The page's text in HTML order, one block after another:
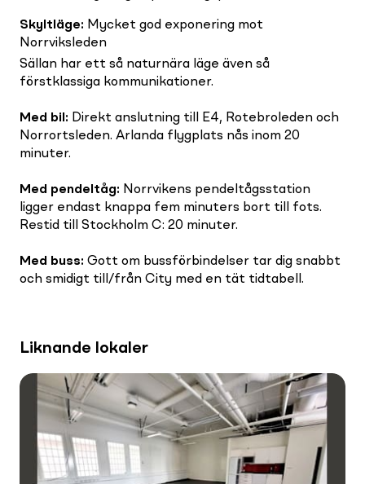
Skyltläge: Mycket god exponering mot
Norrviksleden
Sällan har ett så naturnära läge även så
förstklassiga kommunikationer.
Med bil : Direkt anslutning till E4, Rotebroleden och
Norrortsleden. Arlanda flygplats nås inom 20
minuter.
Med pendeltåg: Norrvikens pendeltågsstation
ligger endast knappa fem minuters bort till fots.
Restid till Stockholm C: 20 minuter.
Med buss: Gott om bussförbindelser tar dig snabbt
och smidigt till/från City med en tät tidtabell.
Liknande lokaler